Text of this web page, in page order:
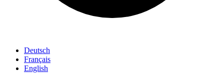
Deutsch
Français
English